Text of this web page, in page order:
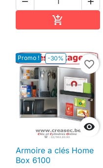

Promo ! -30%

favorite_border
Armoire a clés Home
Box 6100